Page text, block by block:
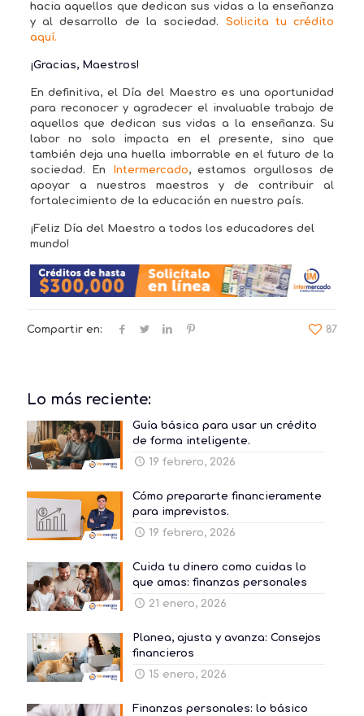
hacia aquellos que dedican sus vidas a la enseñanza
y al desarrollo de la sociedad. Solicita tu crédito
aquí.
¡Gracias, Maestros!
En definitiva, el Día del Maestro es una oportunidad
para reconocer y agradecer el invaluable trabajo de
aquellos que dedican sus vidas a la enseñanza. Su
labor no solo impacta en el presente, sino que
también deja una huella imborrable en el futuro de la
sociedad. En
Intermercado, estamos orgullosos de
apoyar a nuestros maestros y de contribuir al
fortalecimiento de la educación en nuestro país.
¡Feliz Día del Maestro a todos los educadores del
mundo!
Compartir en: 87
Lo más reciente:
Guía básica para usar un crédito
de forma inteligente.
19 febrero, 2026
Cómo prepararte financieramente
para imprevistos.
19 febrero, 2026
Cuida tu dinero como cuidas lo
que amas: finanzas personales
21 enero, 2026
Planea, ajusta y avanza: Consejos
financieros
15 enero, 2026
Finanzas personales: lo básico